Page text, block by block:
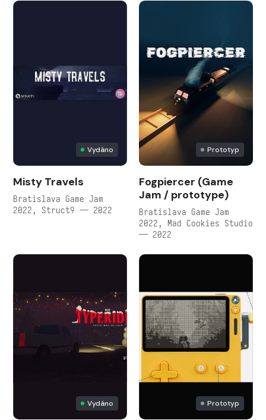
Vydáno
Misty Travels
Bratislava Game Jam
2022, Struct9 — 2022
Prototyp
Fogpiercer (Game
Jam / prototype)
Bratislava Game Jam
2022, Mad Cookies Studio
— 2022
Vydáno Prototyp